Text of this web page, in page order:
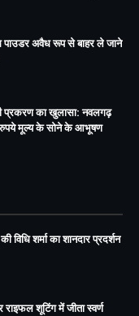
पाउडर अवैध रूप से बाहर ले जाने
प्रकरण का खुलासा: नवलगढ़
रुपये मूल्य के सोने के आभूषण
विधि शर्मा का शानदार प्रदर्शन
राइफल शूटिंग में जीता स्वर्ण